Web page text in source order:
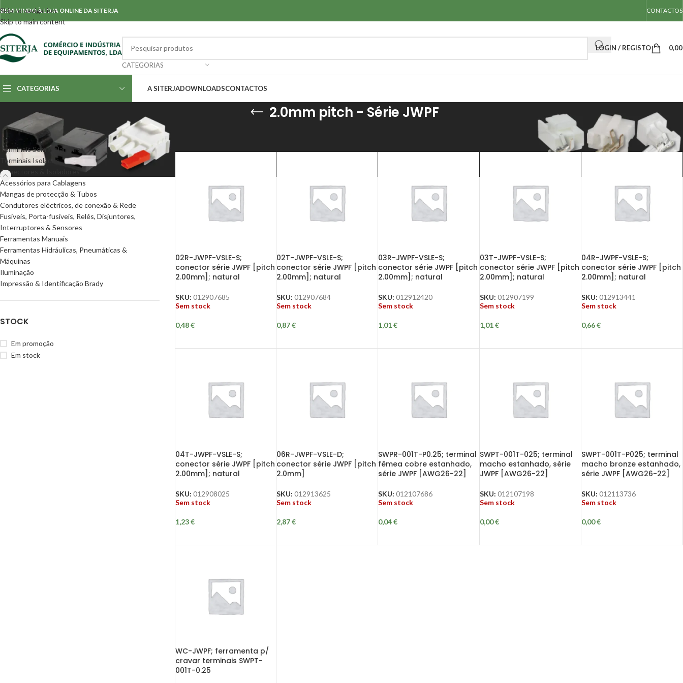
Skip to navigation
Skip to main content
BEM-VINDO À LOJA ONLINE DA SITERJA CONTACTOS
CATEGORIAS
LOGIN / REGISTO
CATEGORIAS A SITERJADOWNLOADSCONTACTOS
2.0mm pitch - Série JWPF
CATEGORIAS
Terminais Sem Isolamento
Terminais Isolados
Conectores & Isoladores
Acessórios para Cablagens
Mangas de protecção & Tubos
Condutores eléctricos, de conexão & Rede
Fusíveis, Porta-fusíveis, Relés, Disjuntores,
Interruptores & Sensores
Ferramentas Manuais
Ferramentas Hidráulicas, Pneumáticas &
Máquinas
Iluminação
Impressão & Identificação Brady
STOCK
Em promoção
Em stock
100 Todos
02R-JWPF-VSLE-S;
conector série JWPF [pitch
2.00mm]; natural
SKU: 012907685
Sem stock
0,48€
02T-JWPF-VSLE-S;
conector série JWPF [pitch
2.00mm]; natural
SKU:012907684
Sem stock
0,87€
03R-JWPF-VSLE-S;
conector série JWPF [pitch
2.00mm]; natural
SKU:012912420
Sem stock
1,01€
03T-JWPF-VSLE-S;
conector série JWPF [pitch
2.00mm]; natural
SKU:012907199
Sem stock
1,01€
04R-JWPF-VSLE-S;
conector série JWPF [pitch
2.00mm]; natural
SKU:012913441
Sem stock
0,66€
04T-JWPF-VSLE-S;
conector série JWPF [pitch
2.00mm]; natural
SKU: 012908025
Sem stock
1,23€
06R-JWPF-VSLE-D;
conector série JWPF [pitch
2.0mm]
SKU:012913625
Sem stock
2,87€
SWPR-001T-P0.25; terminal
fêmea cobre estanhado,
série JWPF [AWG26-22]
SKU:012107686
Sem stock
0,04€
SWPT-001T-025; terminal
macho estanhado, série
JWPF [AWG26-22]
SKU:012107198
Sem stock
0,00€
SWPT-001T-P025; terminal
macho bronze estanhado,
série JWPF [AWG26-22]
SKU:012113736
Sem stock
0,00€
WC-JWPF; ferramenta p/
cravar terminais SWPT-
001T-0.25